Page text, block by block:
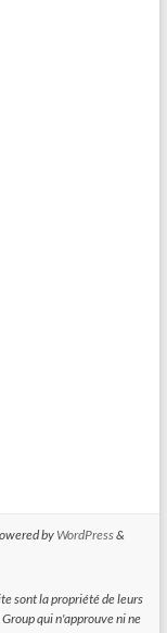
by WordPress&
sont la propriété de leurs
qui n'approuve ni ne